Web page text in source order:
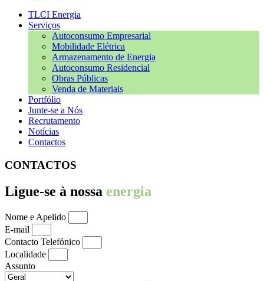
TLCI Energia
Serviços
Autoconsumo Empresarial
Mobilidade Elétrica
Armazenamento de Energia
Autoconsumo Residencial
Obras Públicas
Venda de Materiais
Portfólio
Junte-se a Nós
Recrutamento
Notícias
Contactos
CONTACTOS
Ligue-se à nossa energia
Nome e Apelido
E-mail
Contacto Telefónico
Localidade
Assunto